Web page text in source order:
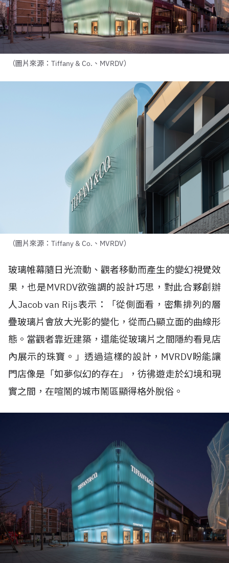
（圖片來源：Tiffany & Co.、MVRDV）
（圖片來源：Tiffany & Co.、MVRDV）
玻璃帷幕隨日光流動、觀者移動而產生的變幻視覺效
果，也是MVRDV欲強調的設計巧思，對此合夥創辦
人Jacob van Rijs表示：「從側面看，密集排列的層
疊玻璃片會放大光影的變化，從而凸顯立面的曲線形
態。當觀者靠近建築，還能從玻璃片之間隱約看見店
內展示的珠寶。」透過這樣的設計， MVRDV盼能讓
門店像是「如夢似幻的存在」，彷彿遊走於幻境和現
實之間，在喧鬧的城市鬧區顯得格外脫俗。